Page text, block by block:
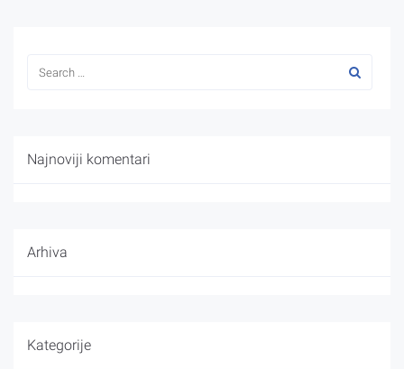
Najnoviji komentari
Arhiva
Kategorije